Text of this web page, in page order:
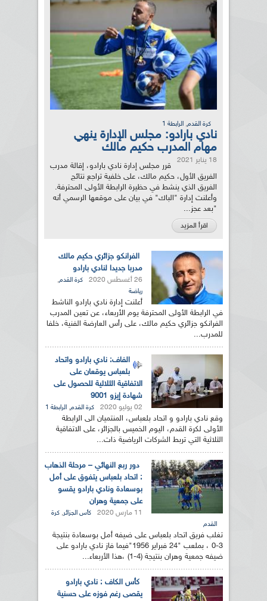
كرة القدم, الرابطة 1
نادي بارادو: مجلس الإدارة ينهي
مهام المدرب حكيم مالك
18 يناير 2021
قرر مجلس إدارة نادي بارادو، إقالة مدرب
الفريق الأول، حكيم مالك، على خلفية تراجع نتائج
الفريق الذي ينشط في حظيرة الرابطة الأولى المحترفة.
وأعلنت إدارة "الباك" في بيان على موقعها الرسمي أنه
"بعد عجز...
اقرأ المزيد
الفرانكو جزائري حكيم مالك
مدربا جديدا لنادي بارادو
26 أغسطس 2020 كرة القدم,
رياضة
أعلنت إدارة نادي بارادو الناشط
في الرابطة الأولى المحترفة يوم الأربعاء، عن تعين المدرب
الفرانكو جزائري حكيم مالك، على رأس العارضة الفنية، خلفا
للمدرب...
الفاف: نادي بارادو واتحاد
بلعباس يوقعان على
الاتفاقية الثلاثية للحصول على
شهادة إيزو 9001
02 يوليو 2020 كرة القدم, الرابطة 1
وقع نادي بارادو و اتحاد بلعباس، المنتميان الى الرابطة
الأولى لكرة القدم، اليوم الخميس بالجزائر، على الاتفاقية
الثلاثية التي تربط الشركات الرياضية ذات...
دور ربع النهائي – مرحلة الذهاب
: اتحاد بلعباس يتفوق على أمل
بوسعادة ونادي بارادو يقسو
على جمعية وهران
11 مارس 2020 كأس الجزائر, كرة
القدم
تغلب فريق اتحاد بلعباس على ضيفه أمل بوسعادة بنتيجة
3-0 ، بملعب "24 فبراير 1956"فيما فاز نادي بارادو على
ضيفه جمعية وهران بنتيجة (4-1) ،هذا الأربعاء...
كأس الكاف : نادي بارادو
يقصى رغم فوزه على حسنية